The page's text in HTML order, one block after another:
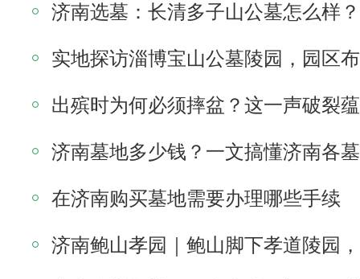
在济南购买墓地需要办理哪些手续